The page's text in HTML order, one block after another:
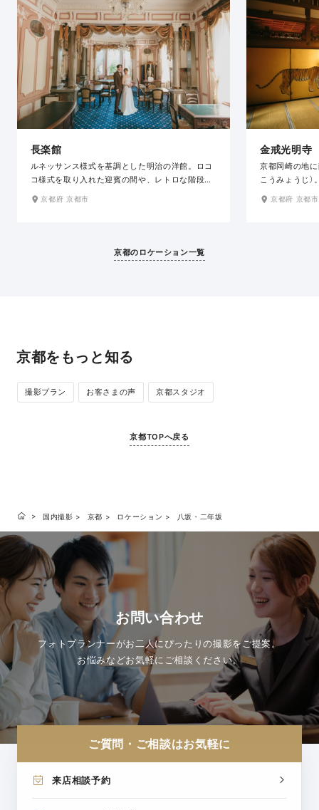
長楽館
ルネッサンス様式を基調とした明治の洋館。ロコ
コ様式を取り入れた迎賓の間や、レトロな階段な
ど、格調高い装飾が施された和と洋が調和するこ
ルな空間でエレガントで風格漂う写真が残せま
京都府 京都市
金戒光明寺
京都岡崎の地
こうみょうじ
宗の七大本山
京都府 京都市
京都のロケーション一覧
京都をもっと知る
撮影プラン お客さまの声 京都スタジオ
京都TOPへ戻る
国内撮影 京都 ロケーション 八坂・二年坂
お問い合わせ
フォトプランナーがお二人にぴったりの撮影をご提案。
お悩みなどお気軽にご相談ください。
ご質問・ご相談はお気軽に
来店相談予約